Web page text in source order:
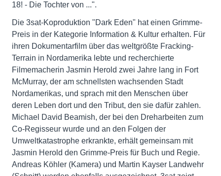
18! - Die Tochter von ...".
Die 3sat-Koproduktion "Dark Eden" hat einen Grimme-
Preis in der Kategorie Information & Kultur erhalten. Für
ihren Dokumentarfilm über das weltgrößte Fracking-
Terrain in Nordamerika lebte und recherchierte
Filmemacherin Jasmin Herold zwei Jahre lang in Fort
McMurray, der am schnellsten wachsenden Stadt
Nordamerikas, und sprach mit den Menschen über
deren Leben dort und den Tribut, den sie dafür zahlen.
Michael David Beamish, der bei den Dreharbeiten zum
Co-Regisseur wurde und an den Folgen der
Umweltkatastrophe erkrankte, erhält gemeinsam mit
Jasmin Herold den Grimme-Preis für Buch und Regie.
Andreas Köhler (Kamera) und Martin Kayser Landwehr